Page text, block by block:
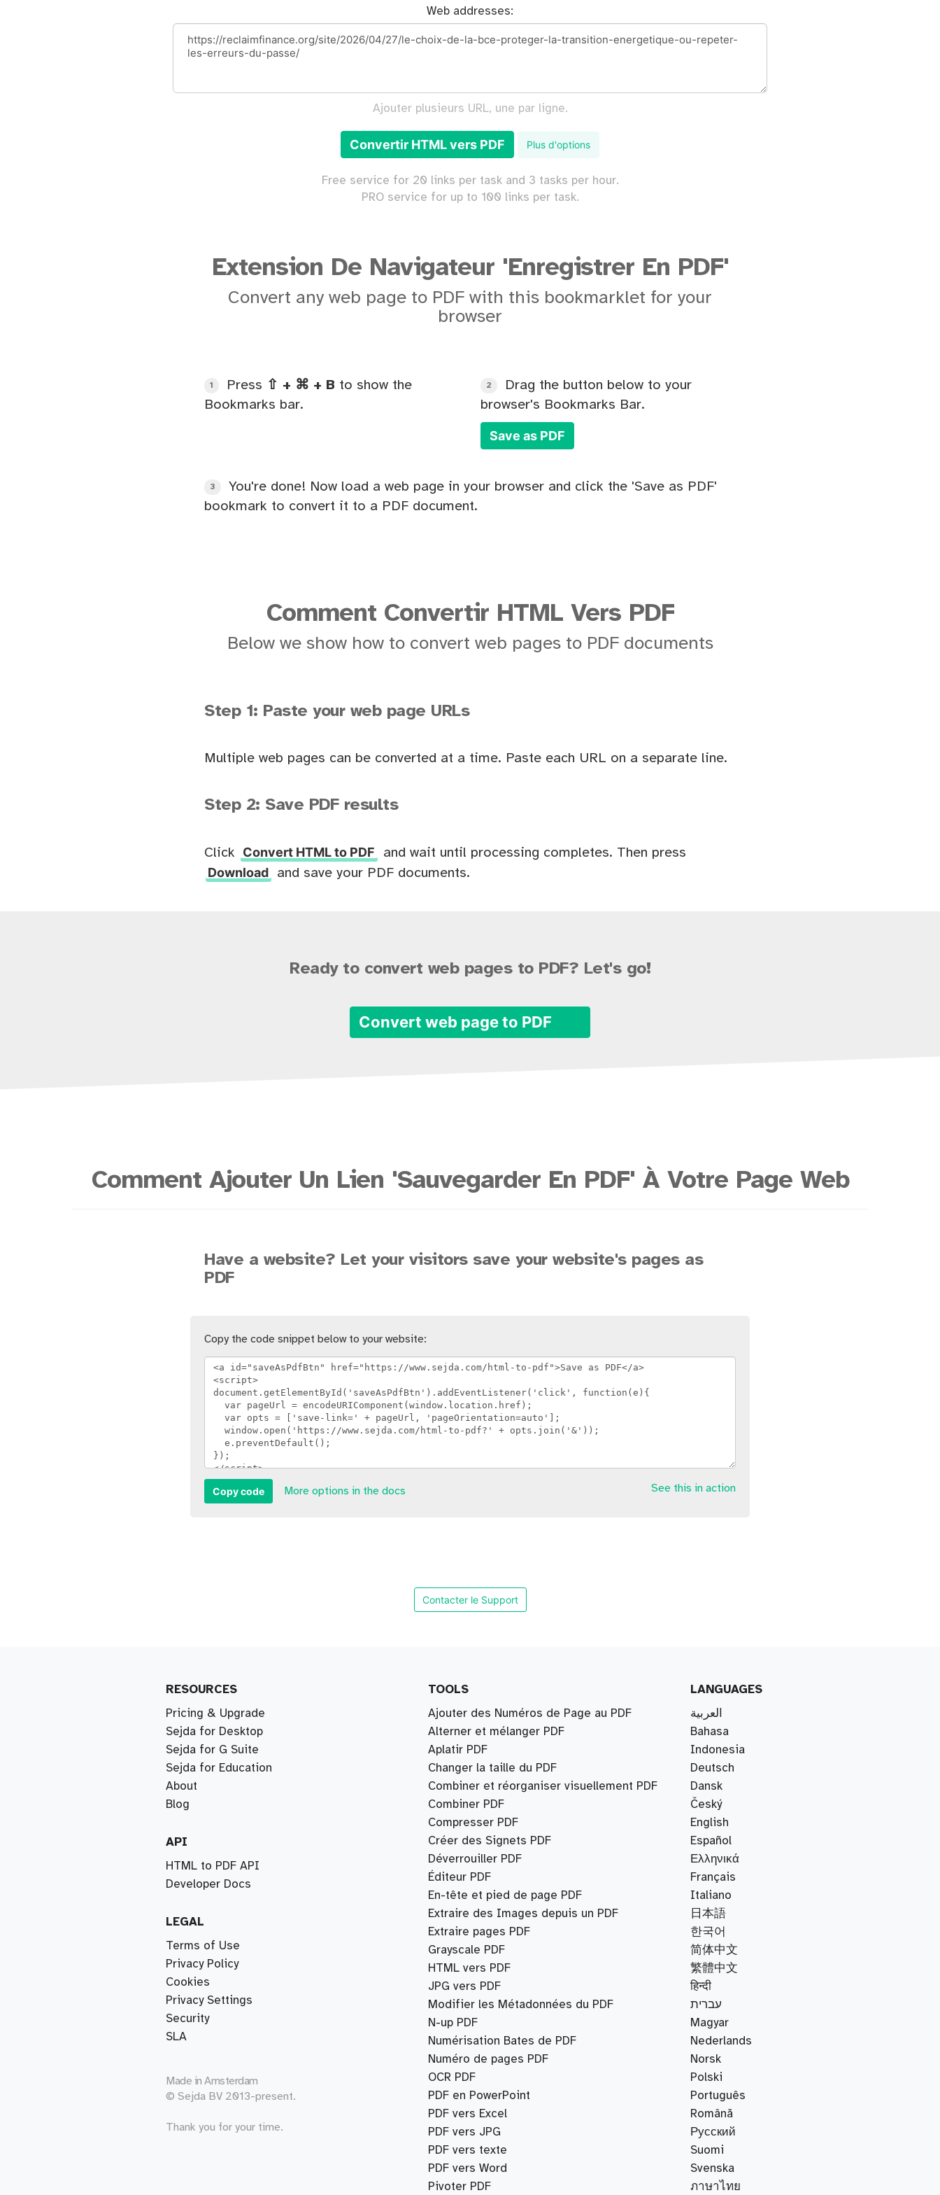
Web addresses:
Ajouter plusieurs URL, une par ligne.
Convertir HTML vers PDF Plus d'options
Free service for 20 links per task and 3 tasks per hour.
PRO service for up to 100 links per task.
Extension De Navigateur 'Enregistrer En PDF'
Convert any web page to PDF with this bookmarklet for your
browser
1 Press ⇧ + ⌘ + B to show the
Bookmarks bar.
2
Drag the button below to your
browser's Bookmarks Bar.
Save as PDF
3
You're done! Now load a web page in your browser and click the 'Save as PDF'
bookmark to convert it to a PDF document.
Comment Convertir HTML Vers PDF
Below we show how to convert web pages to PDF documents
Step 1: Paste your web page URLs
Multiple web pages can be converted at a time. Paste each URL on a separate line.
Step 2: Save PDF results
Click Convert HTML to PDF
and wait until processing completes. Then press
Download
and save your PDF documents.
Ready to convert web pages to PDF? Let's go!
Convert web page to PDF
Comment Ajouter Un Lien 'Sauvegarder En PDF' À Votre Page Web
Have a website? Let your visitors save your website's pages as
PDF
Copy the code snippet below to your website:
Copy code More options in the docs See this in action
Contacter le Support
RESOURCES
Pricing & Upgrade
Sejda for Desktop
Sejda for G Suite
Sejda for Education
About
Blog
API
HTML to PDF API
Developer Docs
LEGAL
Terms of Use
Privacy Policy
Cookies
Privacy Settings
Security
SLA
Made in Amsterdam
© Sejda BV 2013-present.
Thank you for your time.
TOOLS
Ajouter des Numéros de Page au PDF
Alterner et mélanger PDF
Aplatir PDF
Changer la taille du PDF
Combiner et réorganiser visuellement PDF
Combiner PDF
Compresser PDF
Créer des Signets PDF
Déverrouiller PDF
Éditeur PDF
En-tête et pied de page PDF
Extraire des Images depuis un PDF
Extraire pages PDF
Grayscale PDF
HTML vers PDF
JPG vers PDF
Modifier les Métadonnées du PDF
N-up PDF
Numérisation Bates de PDF
Numéro de pages PDF
OCR PDF
PDF en PowerPoint
PDF vers Excel
PDF vers JPG
PDF vers texte
PDF vers Word
Pivoter PDF
LANGUAGES
العربية
Bahasa
Indonesia
Deutsch
Dansk
Český
English
Español
Ελληνικά
Français
Italiano
日本語
한국어
简体中文
繁體中文
हिन्दी
עברית
Magyar
Nederlands
Norsk
Polski
Português
Română
Русский
Suomi
Svenska
ภาษาไทย